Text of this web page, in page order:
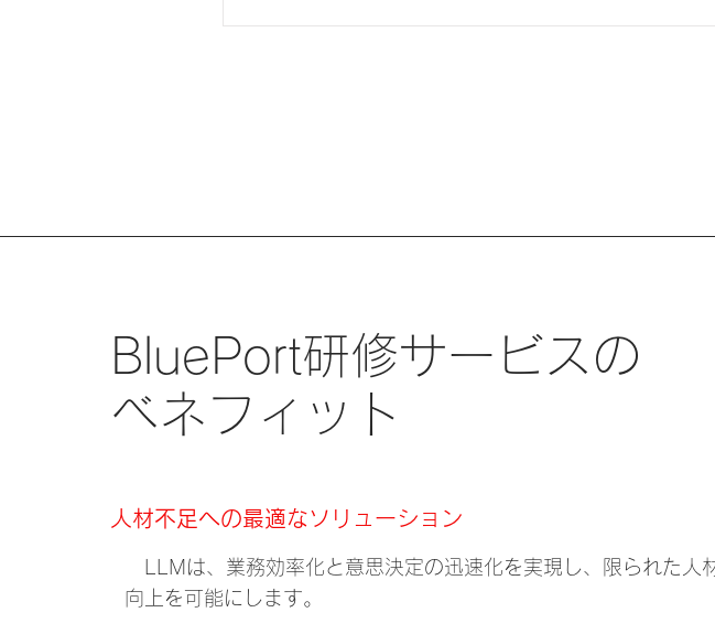
BluePort研修サービスの
ベネフィット
人材不足への最適なソリューション
LLMは、業務効率化と意思決定の迅速化を実現し、限られた人
向上を可能にします。